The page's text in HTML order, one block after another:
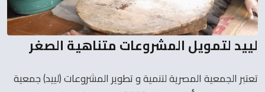
لييد لتمويل المشروعات متناهية الصغر
تعتبر الجمعية المصرية لتنمية و تطوير المشروعات (لييد) جمعية